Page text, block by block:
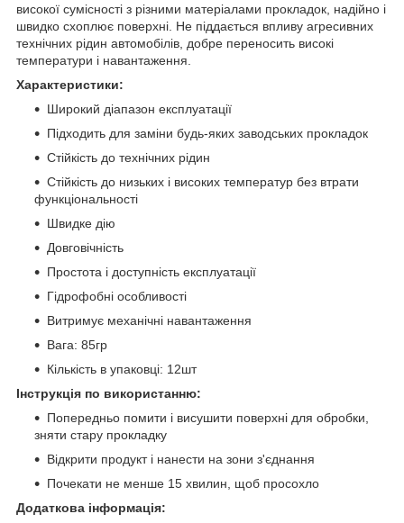
високої сумісності з різними матеріалами прокладок, надійно і
швидко схоплює поверхні. Не піддається впливу агресивних
технічних рідин автомобілів, добре переносить високі
температури і навантаження.
Характеристики:
Широкий діапазон експлуатації
Підходить для заміни будь-яких заводських прокладок
Стійкість до технічних рідин
Стійкість до низьких і високих температур без втрати
функціональності
Швидке дію
Довговічність
Простота і доступність експлуатації
Гідрофобні особливості
Витримує механічні навантаження
Вага: 85гр
Кількість в упаковці: 12шт
Інструкція по використанню:
Попередньо помити і висушити поверхні для обробки,
зняти стару прокладку
Відкрити продукт і нанести на зони з'єднання
Почекати не менше 15 хвилин, щоб просохло
Додаткова інформація: